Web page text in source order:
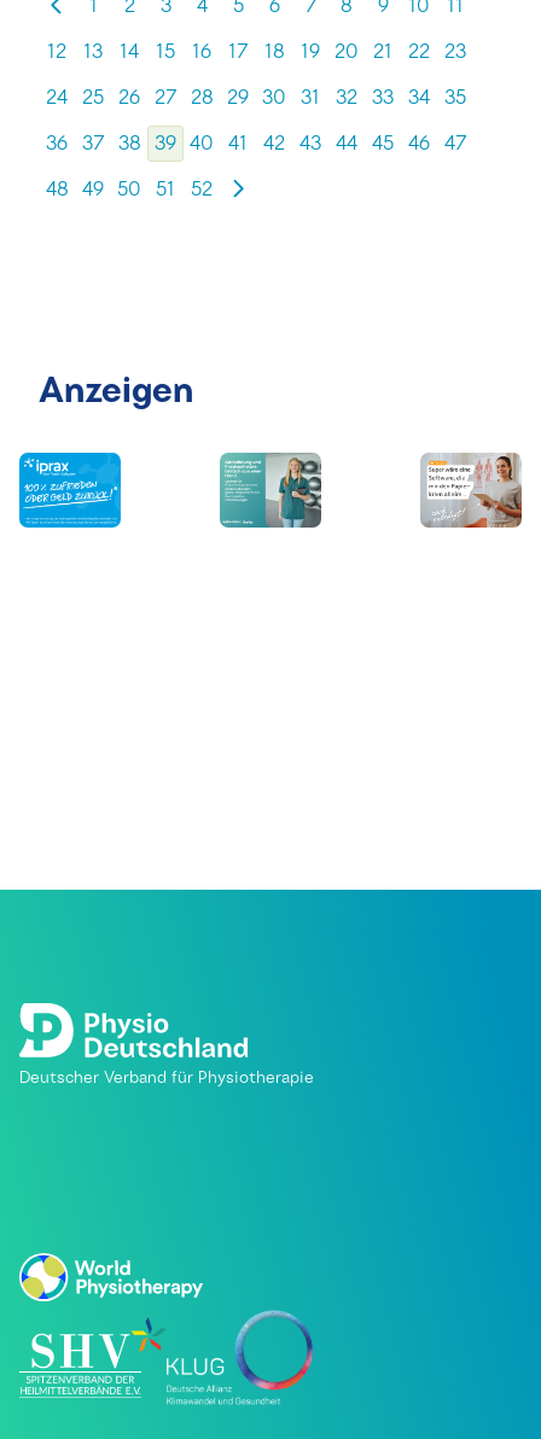
1 2 3 4 5 6 7 8 9 10 11
12 13 14 15 16 17 18 19 20 21 22 23
24 25 26 27 28 29 30 31 32 33 34 35
36 37 38 39 40 41 42 43 44 45 46 47
48 49 50 51 52
Anzeigen
Deutscher Verband für Physiotherapie